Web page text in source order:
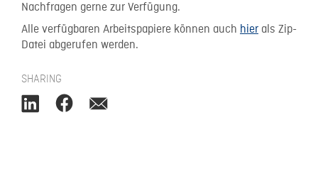
Nachfragen gerne zur Verfügung.
Alle verfügbaren Arbeitspapiere können auch hier als Zip-
Datei abgerufen werden.
SHARING